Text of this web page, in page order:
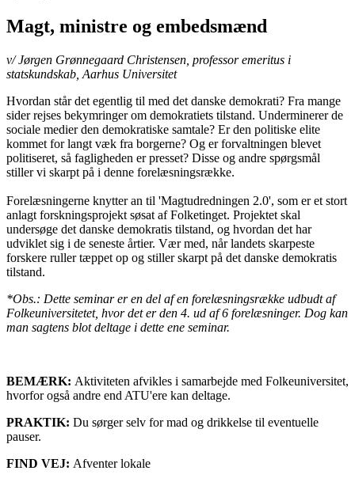
Magt, ministre og embedsmænd
v/ Jørgen Grønnegaard Christensen, professor emeritus i
statskundskab, Aarhus Universitet
Hvordan står det egentlig til med det danske demokrati? Fra mange
sider rejses bekymringer om demokratiets tilstand. Underminerer de
sociale medier den demokratiske samtale? Er den politiske elite
kommet for langt væk fra borgerne? Og er forvaltningen blevet
politiseret, så fagligheden er presset? Disse og andre spørgsmål
stiller vi skarpt på i denne forelæsningsrække.
Forelæsningerne knytter an til 'Magtudredningen 2.0', som er et stort
anlagt forskningsprojekt søsat af Folketinget. Projektet skal
undersøge det danske demokratis tilstand, og hvordan det har
udviklet sig i de seneste årtier. Vær med, når landets skarpeste
forskere ruller tæppet op og stiller skarpt på det danske demokratis
tilstand.
*Obs.: Dette seminar er en del af en forelæsningsrække udbudt af
Folkeuniversitetet, hvor det er den 4. ud af 6 forelæsninger. Dog kan
man sagtens blot deltage i dette ene seminar.
BEMÆRK: Aktiviteten afvikles i samarbejde med Folkeuniversitet,
hvorfor også andre end ATU'ere kan deltage.
PRAKTIK: Du sørger selv for mad og drikkelse til eventuelle
pauser.
FIND VEJ: Afventer lokale